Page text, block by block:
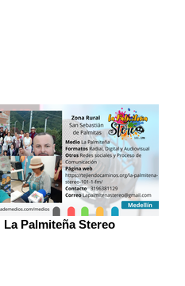
La Palmiteña Stereo